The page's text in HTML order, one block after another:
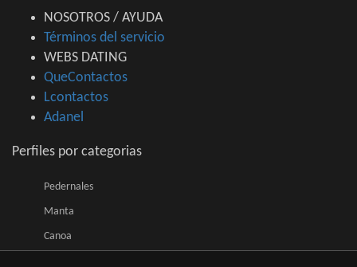
NOSOTROS / AYUDA
Términos del servicio
WEBS DATING
QueContactos
Lcontactos
Adanel
Perfiles por categorias
Pedernales
Manta
Canoa